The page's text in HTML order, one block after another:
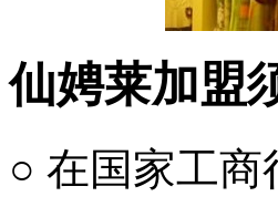
仙娉莱加盟
○ 在国家工